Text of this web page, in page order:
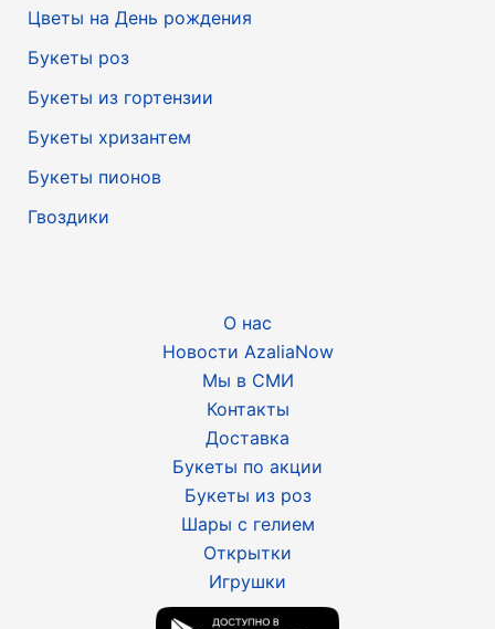
Цветы на День рождения
Букеты роз
Букеты из гортензии
Букеты хризантем
Букеты пионов
Гвоздики
О нас
Новости AzaliaNow
Мы в СМИ
Контакты
Доставка
Букеты по акции
Букеты из роз
Шары с гелием
Открытки
Игрушки